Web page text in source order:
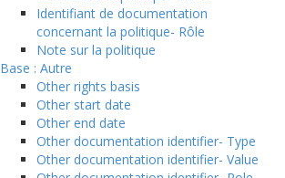
Identifiant de documentation
concernant la politique- Rôle
Note sur la politique
Base : Autre
Other rights basis
Other start date
Other end date
Other documentation identifier- Type
Other documentation identifier- Value